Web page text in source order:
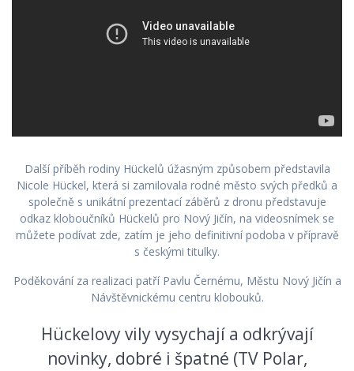
Další příběh rodiny Hückelů úžasným způsobem představila
Nicole Hückel, která si zamilovala rodné město svých předků a
společně s unikátní prezentací záběrů z dronu představuje
odkaz kloboučníků Hückelů pro Nový Jičín, na videosnímek se
můžete podívat zde, zatím je jeho definitivní podoba v přípravě
s českými titulky.
Poděkování za realizaci patří Pavlu Černému, Městu Nový Jičín a
Návštěvnickému centru klobouků.
Hückelovy vily vysychají a odkrývají
novinky, dobré i špatné (TV Polar,